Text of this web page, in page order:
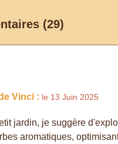
(29)
Vinci : le 13 Juin 2025
jardin, je suggère
aromatiques,